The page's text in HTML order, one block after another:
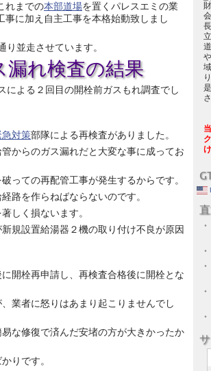
れまでの本部道場を置くパレスエミの業
事に加え自主工事を本格始動致しまし
り並走させています。
漏れ検査の結果
による２回目の開栓前ガスもれ調査でし
急対策部隊による再検査がありました。
からのガス漏れだと大変な事に成ってお
っての再配管工事が発生するからです。
路を作らねばならないのです。
しく損ないます。
規設置給湯器２機の取り付け不良が原因
開栓再申請し、再検査合格後に開栓とな
業者に怒りはあまり起こりませんでし
な修復で済んだ安堵の方が大きかったか
りです。